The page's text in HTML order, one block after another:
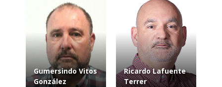
Gumersindo Vitos
González
Ricardo Lafuente
Terrer